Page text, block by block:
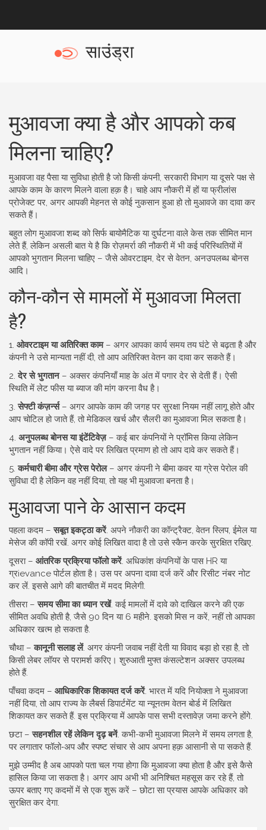
मुआवजा क्या है और आपको कब
मिलना चाहिए?
मुआवजा वह पैसा या सुविधा होती है जो किसी कंपनी, सरकारी विभाग या दूसरे पक्ष से
आपके काम के कारण मिलने वाला हक़ है। चाहे आप नौकरी में हों या फ्रीलांस
प्रोजेक्ट पर, अगर आपकी मेहनत से कोई नुकसान हुआ हो तो मुआवजे का दावा कर
सकते हैं।
बहुत लोग मुआवजा शब्द को सिर्फ बायोमैटिक या दुर्घटना वाले केस तक सीमित मान
लेते हैं, लेकिन असली बात ये है कि रोज़मर्रा की नौकरी में भी कई परिस्थितियों में
आपको भुगतान मिलना चाहिए – जैसे ओवरटाइम, देर से वेतन, अनउपलब्ध बोनस
आदि।
कौन-कौन से मामलों में मुआवजा मिलता
है?
1. ओवरटाइम या अतिरिक्त काम– अगर आपका कार्य समय तय घंटे से बढ़ता है और
कंपनी ने उसे मान्यता नहीं दी, तो आप अतिरिक्त वेतन का दावा कर सकते हैं।
2.देर से भुगतान– अक्सर कंपनियाँ माह के अंत में पगार देर से देती हैं। ऐसी
स्थिति में लेट फीस या ब्याज की मांग करना वैध है।
3.सेफ्टी कंज़र्न्स– अगर आपके काम की जगह पर सुरक्षा नियम नहीं लागू होते और
आप चोटिल हो जाते हैं, तो मेडिकल खर्च और सैलरी का मुआवजा मिल सकता है।
4. अनुपलब्ध बोनस या इंटेंटिवेज़– कई बार कंपनियों ने प्रॉमिस किया लेकिन
भुगतान नहीं किया। ऐसे वादे पर लिखित प्रमाण हो तो आप दावे कर सकते हैं।
5.कर्मचारी बीमा और ग्रेस पेरोल– अगर कंपनी ने बीमा कवर या ग्रेस पेरोल की
सुविधा दी है लेकिन वह नहीं दिया, तो यह भी मुआवजा बनता है।
मुआवजा पाने के आसान कदम
पहला कदम –सबूत इकट्ठा करें. अपने नौकरी का कॉन्ट्रैक्ट, वेतन स्लिप, ईमेल या
मेसेज की कॉपी रखें. अगर कोई लिखित वादा है तो उसे स्कैन करके सुरक्षित रखिए.
दूसरा – आंतरिक प्रक्रिया फॉलो करें. अधिकांश कंपनियों के पास HR या
ग्रievance पोर्टल होता है। उस पर अपना दावा दर्ज करें और रिसीट नंबर नोट
कर लें. इससे आगे की बातचीत में मदद मिलेगी.
तीसरा –समय सीमा का ध्यान रखें. कई मामलों में दावे को दाखिल करने की एक
सीमित अवधि होती है, जैसे 90 दिन या 6 महीने. इसको मिस न करें, नहीं तो आपका
अधिकार खत्म हो सकता है.
चौथा –कानूनी सलाह लें. अगर कंपनी जवाब नहीं देती या विवाद बड़ा हो रहा है, तो
किसी लेबर लॉयर से परामर्श करिए। शुरुआती मुफ्त कंसल्टेशन अक्सर उपलब्ध
होते हैं.
पाँचवा कदम – आधिकारिक शिकायत दर्ज करें. भारत में यदि नियोक्ता ने मुआवजा
नहीं दिया, तो आप राज्य के लैबर्स डिपार्टमेंट या न्यूनतम वेतन बोर्ड में लिखित
शिकायत कर सकते हैं. इस प्रक्रिया में आपके पास सभी दस्तावेज़ जमा करने होंगे.
छटा –सहनशील रहें लेकिन दृढ़ बनें. कभी-कभी मुआवजा मिलने में समय लगता है,
पर लगातार फॉलो‑अप और स्पष्ट संचार से आप अपना हक़ आसानी से पा सकते हैं.
मुझे उम्मीद है अब आपको पता चल गया होगा कि मुआवजा क्या होता है और इसे कैसे
हासिल किया जा सकता है। अगर आप अभी भी अनिश्चित महसूस कर रहे हैं, तो
ऊपर बताए गए कदमों में से एक शुरू करें – छोटा सा प्रयास आपके अधिकार को
सुरक्षित कर देगा.